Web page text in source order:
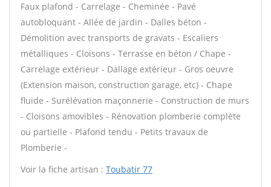
Faux plafond - Carrelage - Cheminée - Pavé
autobloquant - Allée de jardin - Dalles béton -
Démolition avec transports de gravats - Escaliers
métalliques - Cloisons - Terrasse en béton / Chape -
Carrelage extérieur - Dallage extérieur - Gros oeuvre
(Extension maison, construction garage, etc) - Chape
fluide - Surélévation maçonnerie - Construction de murs
- Cloisons amovibles - Rénovation plomberie complète
ou partielle - Plafond tendu - Petits travaux de
Plomberie -
Voir la fiche artisan : Toubatir 77